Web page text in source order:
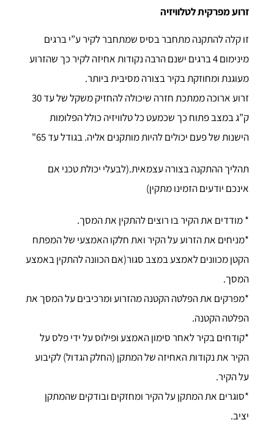
זרוע מפרקית לטלוויזיה
זו קלה להתקנה מתחבר בסיס שמתחבר לקיר ע”י ברגים
מינימום 4 ברגים ישנם הרבה נקודות אחיזה לקיר כך שהזרוע
מעוגנת ומחוזקת בקיר בצורה מסיבית ביותר.
זרוע ארוכה ממתכת חזרה שיכולה להחזיק משקל של עד 30
ק”ג במצב פתוח כך שכמעט כל טלוויזיה כולל הפלומות
הישנות של פעם יכולים להיות מותקנים אליה. בגודל עד 65"
תהליך ההתקנה בצורה עצמאית.(לבעלי יכולת טכני אם
אינכם יודעים הזמינו מתקין)
* מודדים את הקיר בו רוצים להתקין את המסך.
*מניחים את הזרוע על הקיר ואת חלקו האמצעי של המפתח
הקטן מכוונים לאמצע במצב סגור(אם הכוונה להתקין באמצע
המסך.
*מפרקים את הפלטה הקטנה מהזרוע ומרכיבים על המסך את
הפלטה הקטנה.
*קודחים בקיר לאחר סימון האמצע ופילוס על ידי פלס על
הקיר את נקודות האחיזה של המתקן (החלק הגדול) לקיבוע
על הקיר.
*סוגרים את המתקן על הקיר ומחזקים ובודקים שהמתקן
יציב.